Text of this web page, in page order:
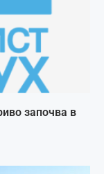
започва в